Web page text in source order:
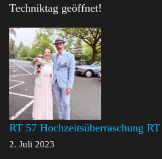
Techniktag geöffnet!
RT 57 Hochzeitsüberraschung
2. Juli 2023